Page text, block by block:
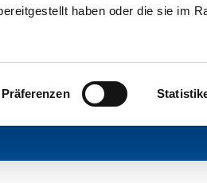
haben oder die sie im
Präferenzen